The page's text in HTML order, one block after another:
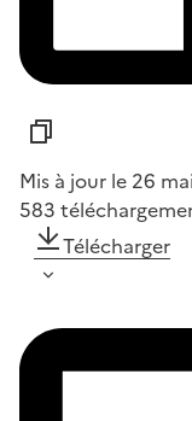
Mis à jour le 26
583
Télécharger